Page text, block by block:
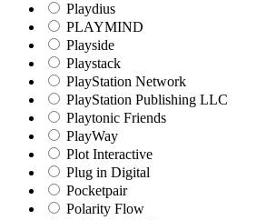
Playdius
PLAYMIND
Playside
Playstack
PlayStation Network
PlayStation Publishing LLC
Playtonic Friends
PlayWay
Plot Interactive
Plug in Digital
Pocketpair
Polarity Flow